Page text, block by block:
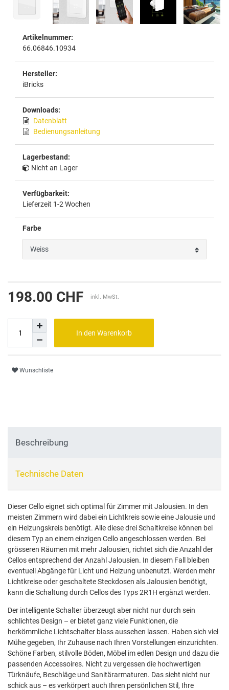
Artikelnummer:
66.06846.10934
Hersteller:
iBricks
Downloads:
Datenblatt
Bedienungsanleitung
Lagerbestand:
Nicht an Lager
Verfügbarkeit:
Lieferzeit 1-2 Wochen
Farbe
198.00 CHF inkl. MwSt.
In den Warenkorb
Wunschliste
Beschreibung
Technische Daten
Dieser Cello eignet sich optimal für Zimmer mit Jalousien. In den
meisten Zimmern wird dabei ein Lichtkreis sowie eine Jalousie und
ein Heizungskreis benötigt. Alle diese drei Schaltkreise können bei
diesem Typ an einem einzigen Cello angeschlossen werden. Bei
grösseren Räumen mit mehr Jalousien, richtet sich die Anzahl der
Cellos entsprechend der Anzahl Jalousien. In diesem Fall bleiben
eventuell Abgänge für Licht und Heizung unbenutzt. Werden mehr
Lichtkreise oder geschaltete Steckdosen als Jalousien benötigt,
kann die Schaltung durch Cellos des Typs 2R1H ergänzt werden.
Der intelligente Schalter überzeugt aber nicht nur durch sein
schlichtes Design – er bietet ganz viele Funktionen, die
herkömmliche Lichtschalter blass aussehen lassen. Haben sich viel
Mühe gegeben, Ihr Zuhause nach Ihren Vorstellungen einzurichten.
Schöne Farben, stilvolle Böden, Möbel im edlen Design und dazu die
passenden Accessoires. Nicht zu vergessen die hochwertigen
Türknäufe, Beschläge und Sanitärarmaturen. Das sieht nicht nur
schick aus – es verkörpert auch Ihren persönlichen Stil, Ihre